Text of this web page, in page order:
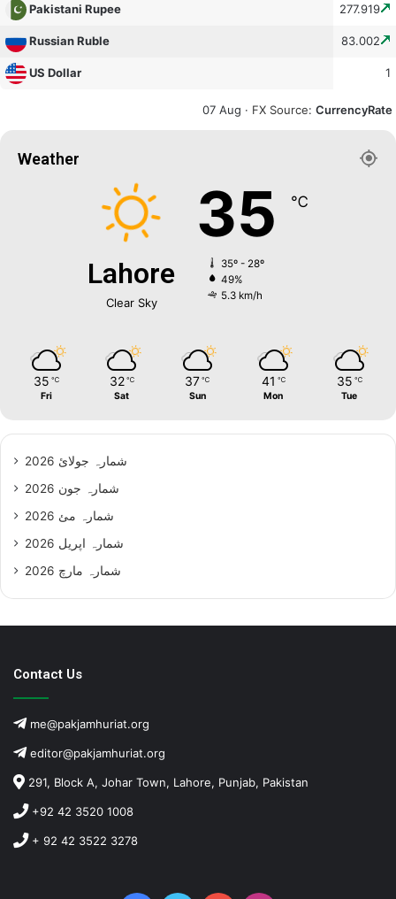
Pakistani Rupee 277.919
Russian Ruble 83.002
US Dollar 1
07 Aug · FX Source: CurrencyRate
Weather
Lahore
Clear Sky
35 ℃
35º - 28º
49%
5.3 km/h
35 ℃
Fri
32 ℃
Sat
37 ℃
Sun
41 ℃
Mon
35 ℃
Tue
شمارہ جولائ 2026
شمارہ جون 2026
شمارہ مئ 2026
شمارہ اپریل 2026
شمارہ مارچ 2026
Contact Us
me@pakjamhuriat.org
editor@pakjamhuriat.org
291, Block A, Johar Town, Lahore, Punjab, Pakistan
+92 42 3520 1008
+ 92 42 3522 3278